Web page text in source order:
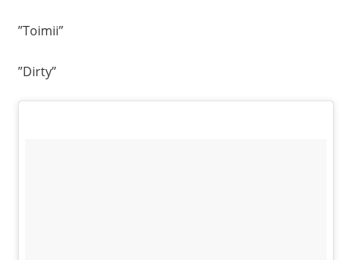
”Toimii”
”Dirty”